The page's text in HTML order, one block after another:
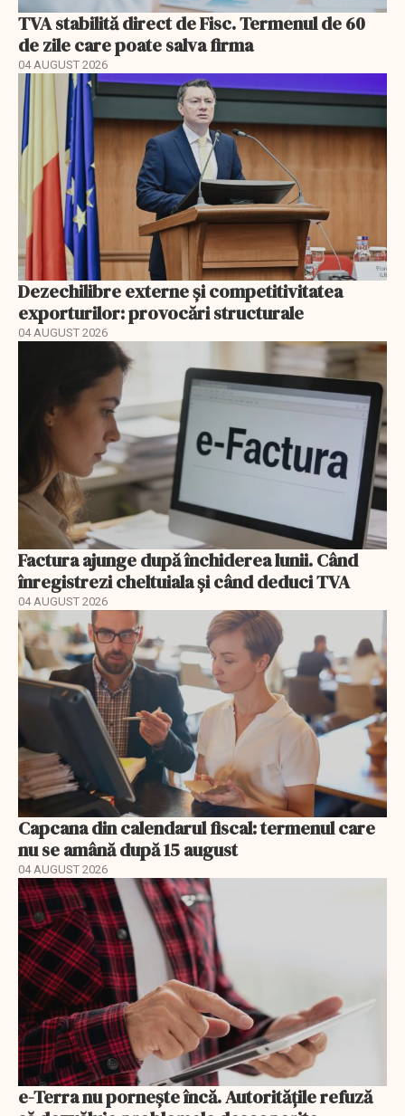
TVA stabilită direct de Fisc. Termenul de 60
de zile care poate salva firma
04 AUGUST 2026
Dezechilibre externe și competitivitatea
exporturilor: provocări structurale
04 AUGUST 2026
Factura ajunge după închiderea lunii. Când
înregistrezi cheltuiala și când deduci TVA
04 AUGUST 2026
Capcana din calendarul fiscal: termenul care
nu se amână după 15 august
04 AUGUST 2026
e-Terra nu pornește încă. Autoritățile refuză